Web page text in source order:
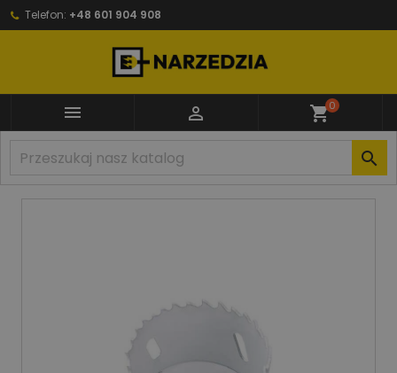
Telefon: +48 601 904 908
  shopping_cart0
